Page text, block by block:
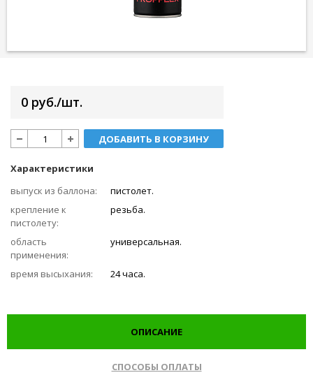
0 руб./шт.
ДОБАВИТЬ В КОРЗИНУ
Характеристики
выпуск из баллона:
пистолет.
крепление к
пистолету:
резьба.
область
применения:
универсальная.
время высыхания: 24 часа.
ОПИСАНИЕ
СПОСОБЫ ОПЛАТЫ